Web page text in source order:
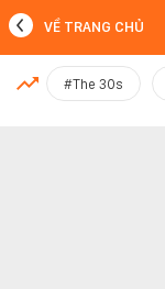
MỚI NHẤT
VỀ TRANG CHỦ
#The 30s